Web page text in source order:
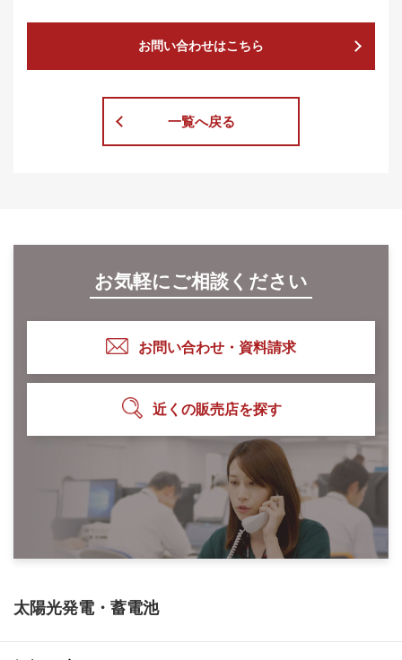
お問い合わせはこちら
一覧へ戻る
お気軽にご相談ください
お問い合わせ・資料請求
近くの販売店を探す
太陽光発電・蓄電池